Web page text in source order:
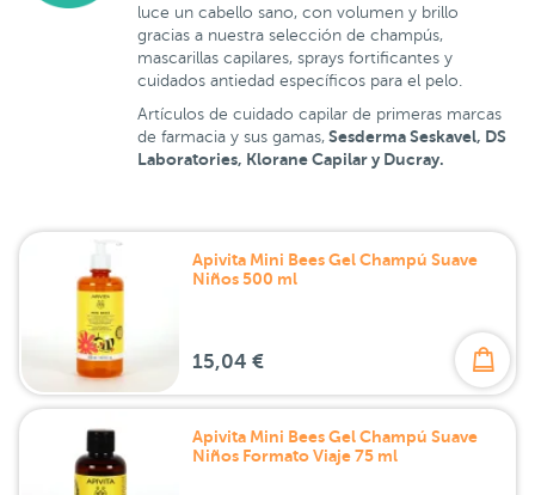
luce un cabello sano, con volumen y brillo
gracias a nuestra selección de champús,
mascarillas capilares, sprays fortificantes y
cuidados antiedad específicos para el pelo.
Artículos de cuidado capilar de primeras marcas
de farmacia y sus gamas, Sesderma Seskavel, DS
Laboratories, Klorane Capilar y Ducray.
Apivita Mini Bees Gel Champú Suave
Niños 500 ml
15,04 €
Apivita Mini Bees Gel Champú Suave
Niños Formato Viaje 75 ml